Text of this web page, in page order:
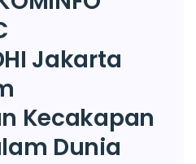
Jakarta
Kecakapan
Dunia